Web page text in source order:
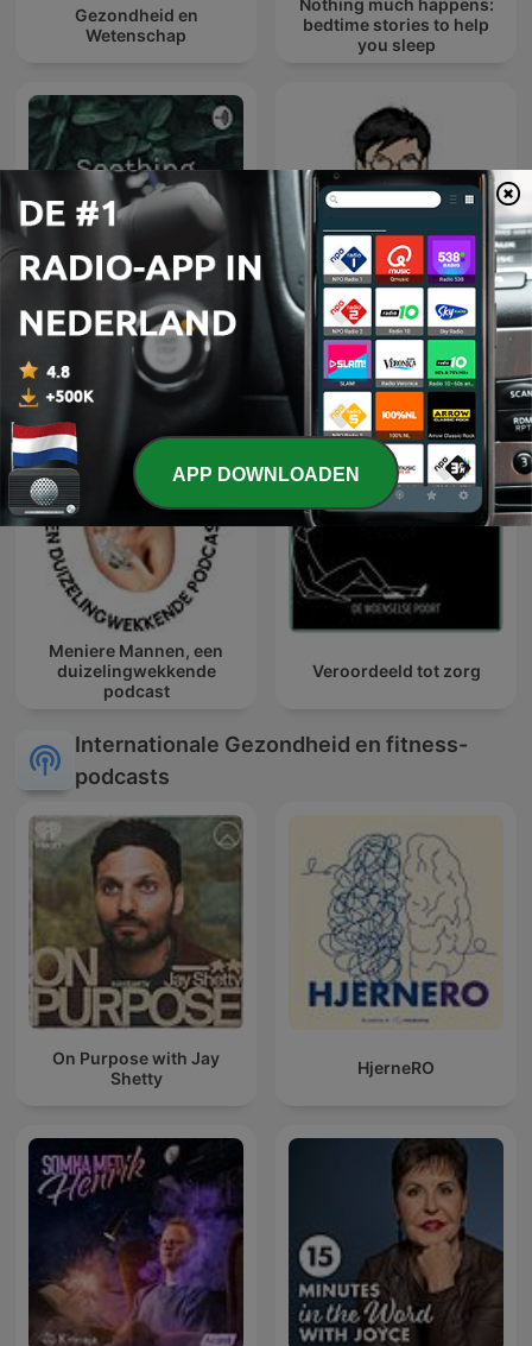
Gezondheid en
Wetenschap
Nothing much happens:
bedtime stories to help
you sleep
Soothing Ambient Sounds ปลดล็อกกับหมอเวช
Meniere Mannen, een
duizelingwekkende
podcast
Veroordeeld tot zorg
Internationale Gezondheid en fitness-
podcasts
On Purpose with Jay
Shetty
HjerneRO
APP DOWNLOADEN